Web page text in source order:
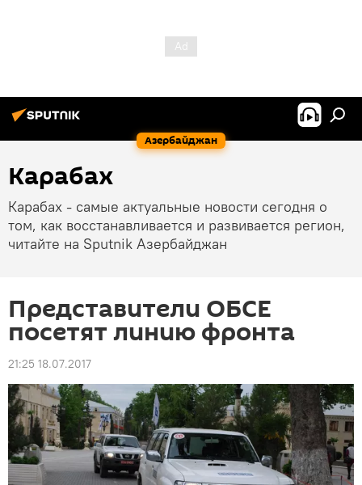
Азербайджан
Карабах
Карабах - самые актуальные новости сегодня о
том, как восстанавливается и развивается регион,
читайте на Sputnik Азербайджан
Представители ОБСЕ
посетят линию фронта
21:25 18.07.2017